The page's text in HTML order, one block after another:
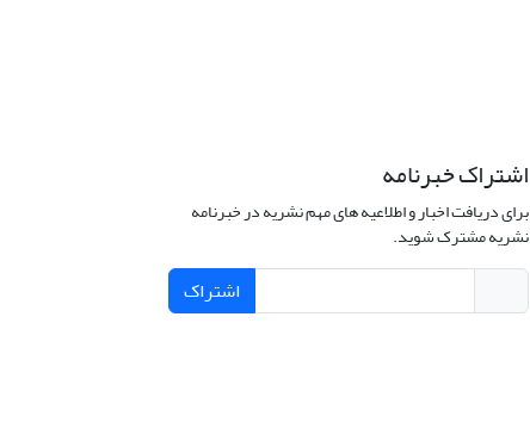
اشتراک خبرنامه
برای دریافت اخبار و اطلاعیه های مهم نشریه در خبرنامه
نشریه مشترک شوید.
اشتراک